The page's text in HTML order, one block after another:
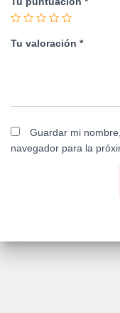
Tu valoración *
Guardar mi
navegador para la